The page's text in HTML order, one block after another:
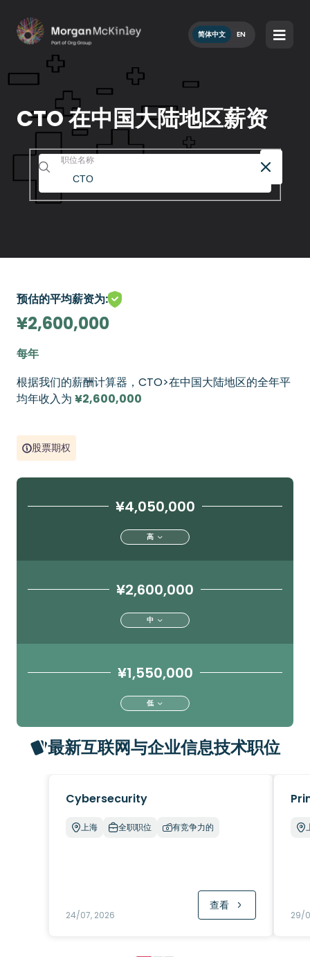
简体中文 EN
CTO 在中国大陆地区薪资
职位名称
预估的平均薪资为:
¥2,600,000
每年
根据我们的薪酬计算器，CTO>在中国大陆地区的全年平
均年收入为 ¥2,600,000
股票期权
¥4,050,000
高
¥2,600,000
中
¥1,550,000
低
最新互联网与企业信息技术职位
Cybersecurity
上海 全职职位 有竞争力的
24/07, 2026
查看
29/